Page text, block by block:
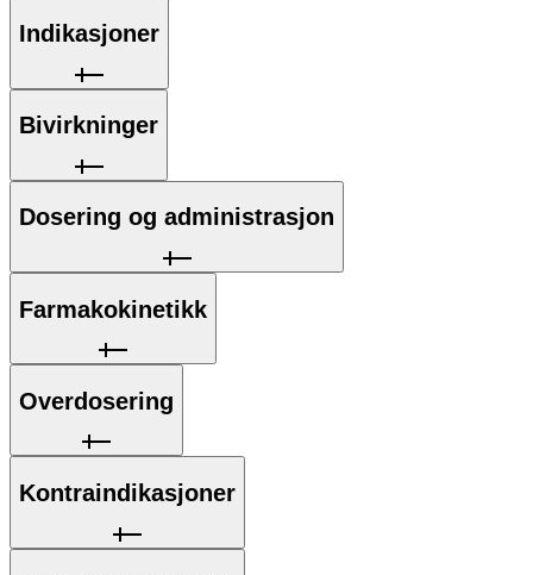
Indikasjoner
Bivirkninger
Dosering og administrasjon
Farmakokinetikk
Overdosering
Kontraindikasjoner